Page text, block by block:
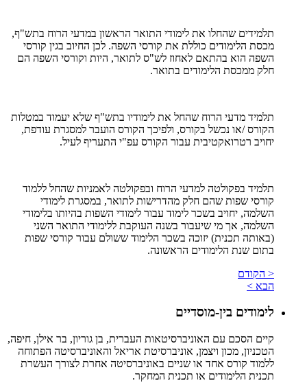
תלמידים שהחלו את לימודי התואר הראשון במדעי הרוח בתש"ף,
מכסת הלימודים כוללת את קורסי השפה. לכן החיוב בגין קורסי
השפה הוא בהתאם לאחוז לש"ס לתואר, היות וקורסי השפה הם
חלק ממכסת הלימודים בתואר.
תלמיד מדעי הרוח שהחל את לימודיו בתש"ף שלא יעמוד במטלות
הקורס /או נכשל בקורס, ולפיכך הקורס הועבר למסגרת עודפת,
יחויב רטרואקטיבית עבור הקורס עפ"י התעריף לעיל.
תלמיד בפקולטה למדעי הרוח ובפקולטה לאמניות שהחל ללמוד
קורסי שפות שהם חלק מהדרישות לתואר, במסגרת לימודי
השלמה, יחויב בשכר לימוד עבור לימודי השפות בהיותו בלימודי
השלמה, אך מי שיעבור בשנה העוקבת ללימודי התואר השני
(באותה תכנית) יזוכה בשכר הלימוד ששולם עבור קורסי שפות
בתום שנת הלימודים הראשונה.
< הקודם
הבא >
לימודים בין-מוסדיים
קיים הסכם עם האוניברסיטאות העברית, בן גוריון, בר אילן, חיפה,
הטכניון, מכון ויצמן, אוניברסיטת אריאל והאוניברסיטה הפתוחה
ללמוד קורס אחד או שניים באוניברסיטה אחרת לצורך העשרת
תכנית הלימודים או תכנית המחקר.